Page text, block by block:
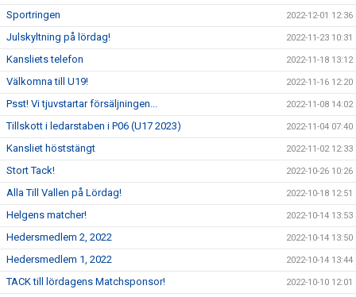
Sportringen 2022-12-01 12:36
Julskyltning på lördag! 2022-11-23 10:31
Kansliets telefon 2022-11-18 13:12
Välkomna till U19! 2022-11-16 12:20
Psst! Vi tjuvstartar försäljningen... 2022-11-08 14:02
Tillskott i ledarstaben i P06 (U17 2023) 2022-11-04 07:40
Kansliet höststängt 2022-11-02 12:33
Stort Tack! 2022-10-26 10:26
Alla Till Vallen på Lördag! 2022-10-18 12:51
Helgens matcher! 2022-10-14 13:53
Hedersmedlem 2, 2022 2022-10-14 13:50
Hedersmedlem 1, 2022 2022-10-14 13:44
TACK till lördagens Matchsponsor! 2022-10-10 12:01